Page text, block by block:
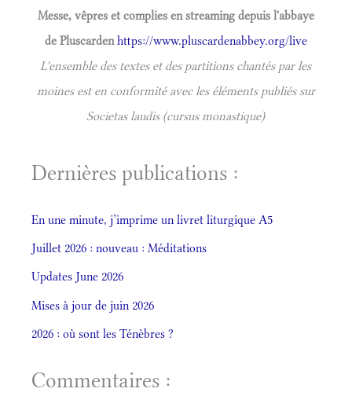
Messe, vêpres et complies en streaming depuis l'abbaye
de Pluscardenhttps://www.pluscardenabbey.org/live
L'ensemble des textes et des partitions chantés par les
moines est en conformité avec les éléments publiés sur
Societas laudis (cursus monastique)
Dernières publications :
En une minute, j’imprime un livret liturgique A5
Juillet 2026 : nouveau : Méditations
Updates June 2026
Mises à jour de juin 2026
2026 : où sont les Ténèbres ?
Commentaires :